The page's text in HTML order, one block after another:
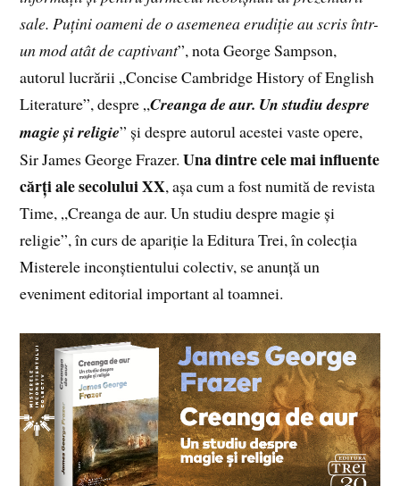
sale. Puțini oameni de o asemenea erudiție au scris într-
un mod atât de captivant”, nota George Sampson,
autorul lucrării „Concise Cambridge History of English
Literature”, despre „Creanga de aur. Un studiu despre
magie și religie” și despre autorul acestei vaste opere,
Sir James George Frazer.Una dintre cele mai influente
cărți ale secolului XX, așa cum a fost numită de revista
Time, „Creanga de aur. Un studiu despre magie și
religie”, în curs de apariție la Editura Trei, în colecția
Misterele inconștientului colectiv, se anunță un
eveniment editorial important al toamnei.